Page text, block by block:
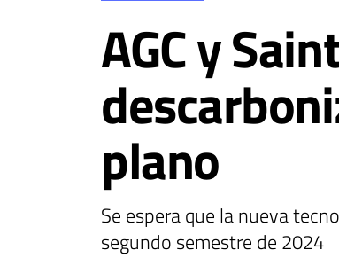
AGC y
plano
Se espera que la nueva
segundo semestre de 2024